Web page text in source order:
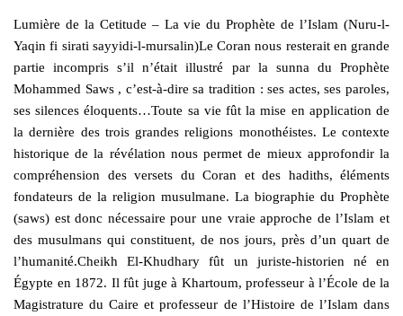
Lumière de la Cetitude – La vie du Prophète de l’Islam (Nuru-l-
Yaqin fi sirati sayyidi-l-mursalin)Le Coran nous resterait en grande
partie incompris s’il n’était illustré par la sunna du Prophète
Mohammed Saws , c’est-à-dire sa tradition : ses actes, ses paroles,
ses silences éloquents…Toute sa vie fût la mise en application de
la dernière des trois grandes religions monothéistes. Le contexte
historique de la révélation nous permet de mieux approfondir la
compréhension des versets du Coran et des hadiths, éléments
fondateurs de la religion musulmane. La biographie du Prophète
(saws) est donc nécessaire pour une vraie approche de l’Islam et
des musulmans qui constituent, de nos jours, près d’un quart de
l’humanité.Cheikh El-Khudhary fût un juriste-historien né en
Égypte en 1872. Il fût juge à Khartoum, professeur à l’École de la
Magistrature du Caire et professeur de l’Histoire de l’Islam dans